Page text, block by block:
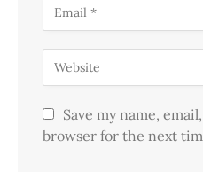
Save my name,
browser for the next